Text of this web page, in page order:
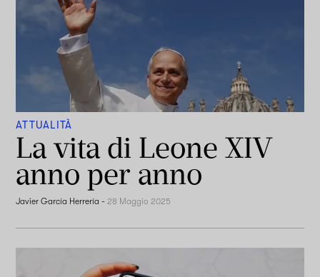
ATTUALITÀ
La vita di Leone XIV
anno per anno
Javier García Herrería -28 Maggio 2025